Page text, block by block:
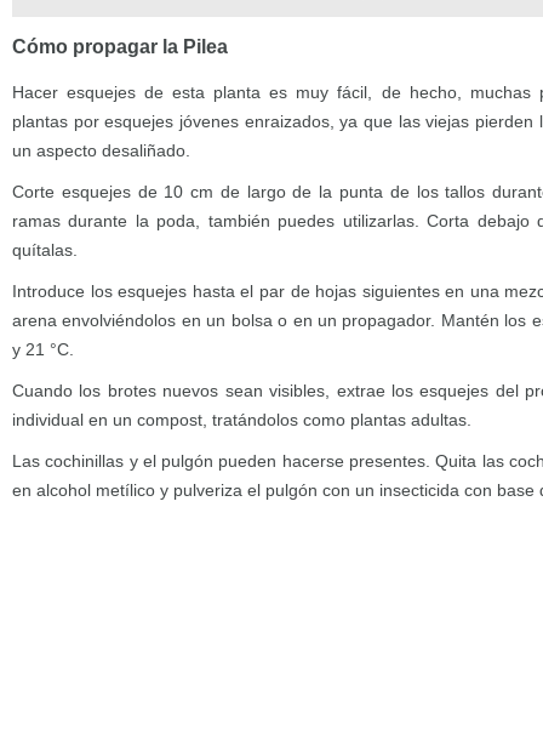
Cómo propagar la Pilea
Hacer esquejes de esta planta es muy fácil, de hecho, muchas
plantas por esquejes jóvenes enraizados, ya que las viejas
un aspecto desaliñado.
Corte esquejes de 10 cm de largo de la punta de los tallos
ramas durante la poda, también puedes utilizarlas. Corta
quítalas.
Introduce los esquejes hasta el par de hojas siguientes en una
arena envolviéndolos en un bolsa o en un propagador. Mantén los
y 21 °C.
Cuando los brotes nuevos sean visibles, extrae los esquejes del
individual en un compost, tratándolos como plantas adultas.
Las cochinillas y el pulgón pueden hacerse presentes. Quita las
en alcohol metílico y pulveriza el pulgón con un insecticida con base